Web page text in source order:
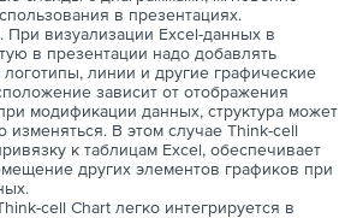
в презентациях.
При визуализации Excel-данных в
в презентации надо добавлять
линии и другие графические
зависит от отображения
модификации данных, структура может
изменяться. В этом случае Think-cell
к таблицам Excel, обеспечивает
других элементов графиков при
cell Chart легко интегрируется в